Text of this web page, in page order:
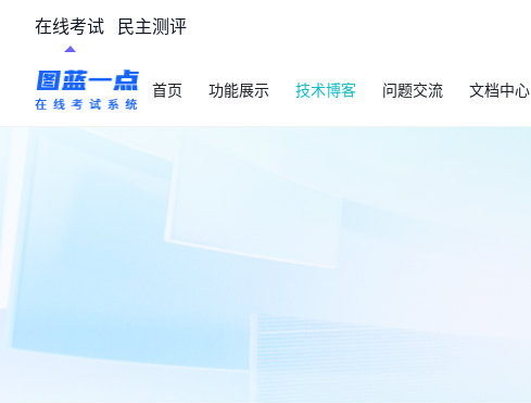
在线考试 民主测评
首页 功能展示 技术博客 问题交流 文档中心